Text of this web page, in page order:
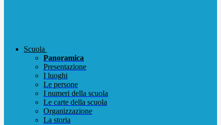
Scuola
Panoramica
Presentazione
I luoghi
Le persone
I numeri della scuola
Le carte della scuola
Organizzazione
La storia